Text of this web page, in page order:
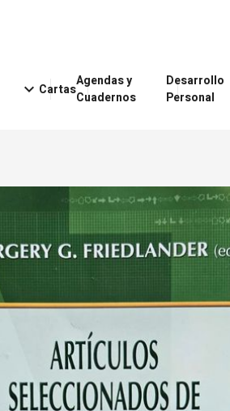
keyboard_arrow_down CartasAgendas y
Cuadernos
Desarrollo
Personal